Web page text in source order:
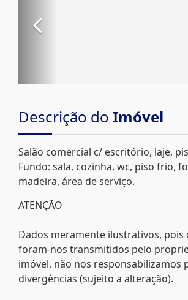
Descrição do Imóvel
Salão comercial c/ escritório, laje,
Fundo: sala, cozinha, wc, piso frio,
madeira, área de serviço.
ATENÇÃO
Dados meramente ilustrativos, pois
foram-nos transmitidos pelo
imóvel, não nos responsabilizamos
divergências (sujeito a alteração).